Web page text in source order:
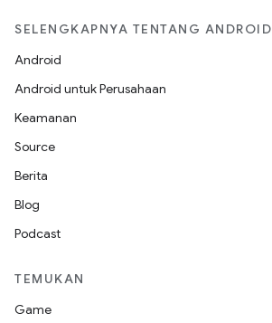
SELENGKAPNYA TENTANG ANDROID
Android
Android untuk Perusahaan
Keamanan
Source
Berita
Blog
Podcast
TEMUKAN
Game